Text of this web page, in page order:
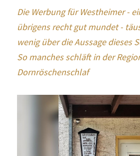
Die Werbung für Westheimer -
übrigens recht gut mundet -
wenig über die Aussage dieses
So manches schläft in der
Dornröschenschlaf